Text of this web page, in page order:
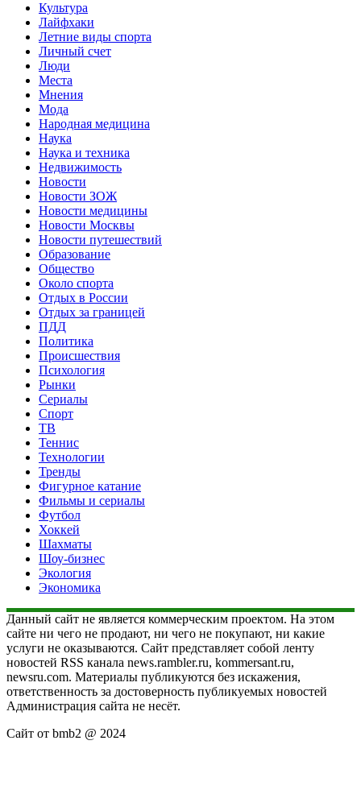
Культура
Лайфхаки
Летние виды спорта
Личный счет
Люди
Места
Мнения
Мода
Народная медицина
Наука
Наука и техника
Недвижимость
Новости
Новости ЗОЖ
Новости медицины
Новости Москвы
Новости путешествий
Образование
Общество
Около спорта
Отдых в России
Отдых за границей
ПДД
Политика
Происшествия
Психология
Рынки
Сериалы
Спорт
ТВ
Теннис
Технологии
Тренды
Фигурное катание
Фильмы и сериалы
Футбол
Хоккей
Шахматы
Шоу-бизнес
Экология
Экономика
Данный сайт не является коммерческим проектом. На этом
сайте ни чего не продают, ни чего не покупают, ни какие
услуги не оказываются. Сайт представляет собой ленту
новостей RSS канала news.rambler.ru, kommersant.ru,
newsru.com. Материалы публикуются без искажения,
ответственность за достоверность публикуемых новостей
Администрация сайта не несёт.
Сайт от bmb2 @ 2024